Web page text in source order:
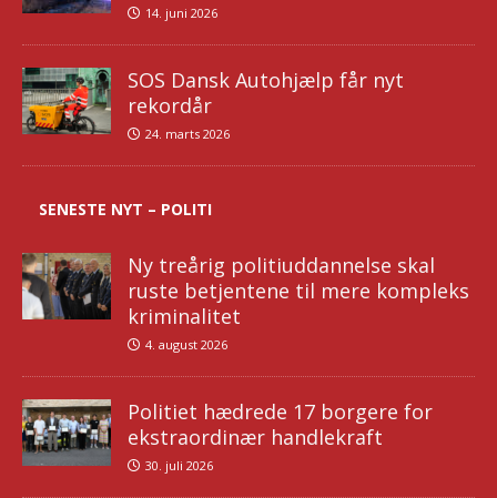
14. juni 2026
SOS Dansk Autohjælp får nyt
rekordår
24. marts 2026
SENESTE NYT – POLITI
Ny treårig politiuddannelse skal
ruste betjentene til mere kompleks
kriminalitet
4. august 2026
Politiet hædrede 17 borgere for
ekstraordinær handlekraft
30. juli 2026